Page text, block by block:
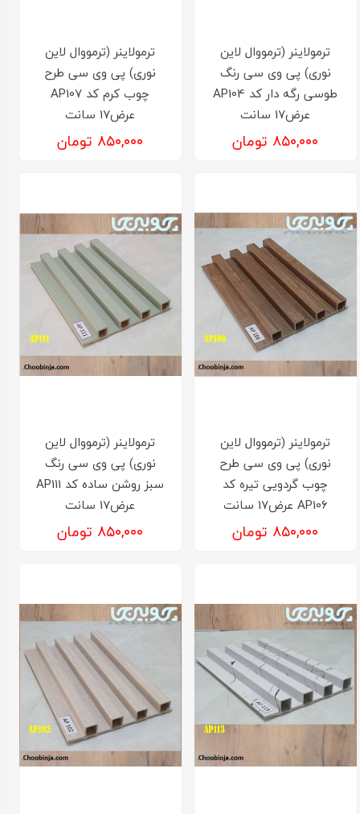
ترمولاینر (ترمووال لاین
نوری) پی وی سی رنگ
طوسی رگه دار کد AP104
عرض17 سانت
۸۵۰,۰۰۰ تومان
ترمولاینر (ترمووال لاین
نوری) پی وی سی طرح
چوب کرم کد AP107
عرض17 سانت
۸۵۰,۰۰۰ تومان
ترمولاینر (ترمووال لاین
نوری) پی وی سی طرح
چوب گردویی تیره کد
AP106 عرض17 سانت
۸۵۰,۰۰۰ تومان
ترمولاینر (ترمووال لاین
نوری) پی وی سی رنگ
سبز روشن ساده کد AP111
عرض17 سانت
۸۵۰,۰۰۰ تومان